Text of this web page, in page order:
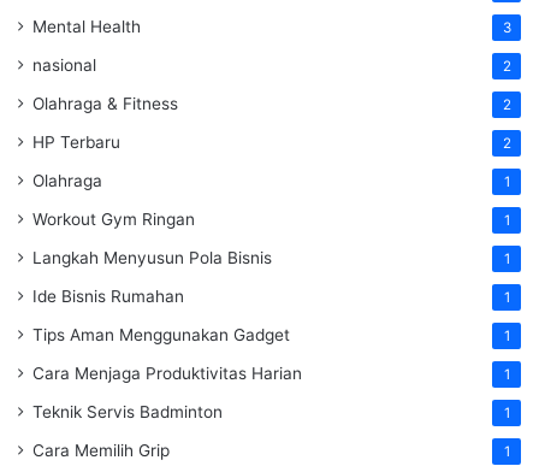
Mental Health 3
nasional 2
Olahraga & Fitness 2
HP Terbaru 2
Olahraga 1
Workout Gym Ringan 1
Langkah Menyusun Pola Bisnis 1
Ide Bisnis Rumahan 1
Tips Aman Menggunakan Gadget 1
Cara Menjaga Produktivitas Harian 1
Teknik Servis Badminton 1
Cara Memilih Grip 1